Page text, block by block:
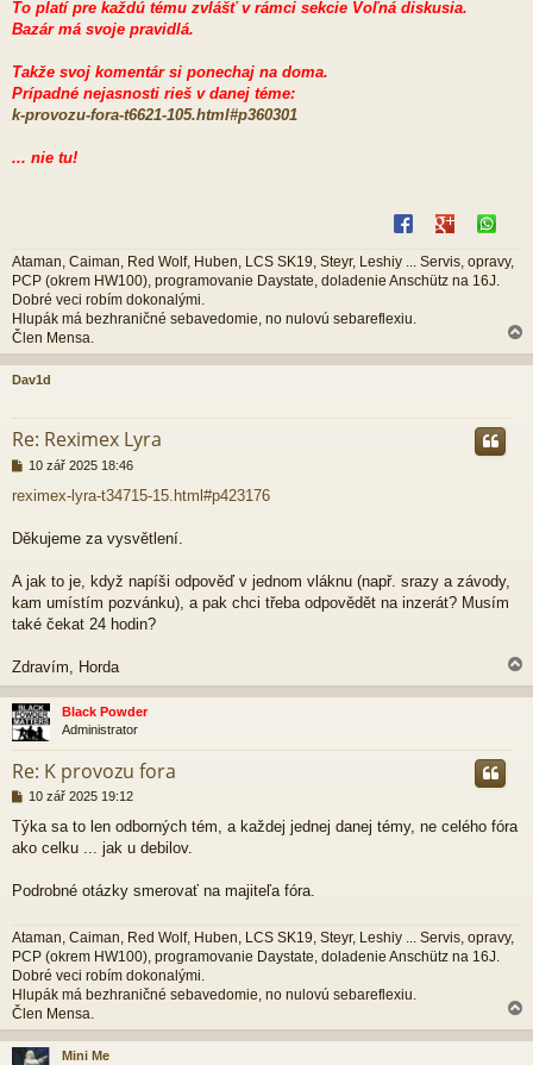
To platí pre každú tému zvlášť v rámci sekcie Voľná diskusia.
Bazár má svoje pravidlá.
Takže svoj komentár si ponechaj na doma.
Prípadné nejasnosti rieš v danej téme:
k-provozu-fora-t6621-105.html#p360301
... nie tu!
Ataman, Caiman, Red Wolf, Huben, LCS SK19, Steyr, Leshiy ... Servis, opravy,
PCP (okrem HW100), programovanie Daystate, doladenie Anschütz na 16J.
Dobré veci robím dokonalými.
Hlupák má bezhraničné sebavedomie, no nulovú sebareflexiu.
Člen Mensa.
a
h
Dav1d
Re: Reximex Lyra
P
í
p
e
k
10 zář 2025 18:46
reximex-lyra-t34715-15.html#p423176
Děkujeme za vysvětlení.
A jak to je, když napíši odpověď v jednom vláknu (např. srazy a závody,
kam umístím pozvánku), a pak chci třeba odpovědět na inzerát? Musím
také čekat 24 hodin?
Zdravím, Horda
a
h
Black Powder
Administrator
Re: K provozu fora
P
í
s
k
10 zář 2025 19:12
Týka sa to len odborných tém, a každej jednej danej témy, ne celého fóra
ako celku ... jak u debilov.
Podrobné otázky smerovať na majiteľa fóra.
Ataman, Caiman, Red Wolf, Huben, LCS SK19, Steyr, Leshiy ... Servis, opravy,
PCP (okrem HW100), programovanie Daystate, doladenie Anschütz na 16J.
Dobré veci robím dokonalými.
Hlupák má bezhraničné sebavedomie, no nulovú sebareflexiu.
Člen Mensa.
a
h
Mini Me